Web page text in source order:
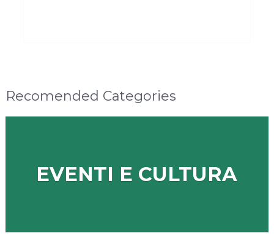
Recomended Categories
EVENTI E CULTURA